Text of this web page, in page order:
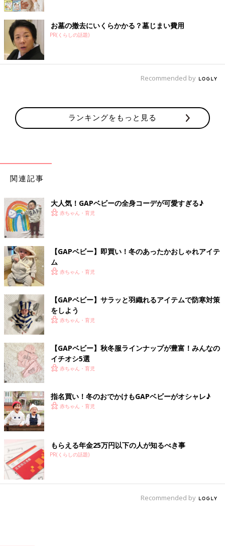
お墓の撤去にいくらかかる？墓じまい費用
PR(くらしの話題)
Recommended by
ランキングをもっと見る
関連記事
大人気！GAPベビーの全身コーデが可愛すぎる♪
赤ちゃん・育児
【GAPベビー】即買い！冬のあったかおしゃれアイテ
ム
赤ちゃん・育児
【GAPベビー】サラッと羽織れるアイテムで防寒対策
をしよう
赤ちゃん・育児
【GAPベビー】秋冬服ラインナップが豊富！みんなの
イチオシ5選
赤ちゃん・育児
指名買い！冬のおでかけもGAPベビーがオシャレ♪
赤ちゃん・育児
もらえる年金25万円以下の人が知るべき事
PR(くらしの話題)
Recommended by